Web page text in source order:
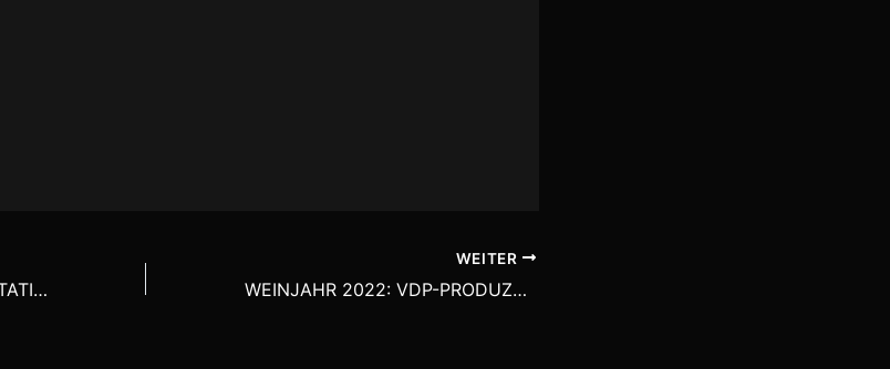
STEIERISCHE WEIN-PRÄSENTATION IN WIEN
WEITER
WEINJAHR 2022: VDP-PRODUZENTEN ZIEHEN BILANZ